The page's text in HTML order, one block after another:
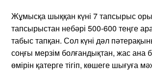
Жұмысқа шыққан күні 7 тапсырыс
тапсырыстан небәрі 500-600 теңге
табыс тапқан. Сол күні дәл
соңғы мерзім болғандықтан, жас ана
өмірін қатерге тігіп, көшеге шығуға